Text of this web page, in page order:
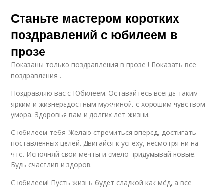
Станьте мастером коротких
поздравлений с юбилеем в
прозе
Показаны только поздравления в прозе ! Показать все
поздравления .
Поздравляю вас с Юбилеем. Оставайтесь всегда таким
ярким и жизнерадостным мужчиной, с хорошим чувством
умора. Здоровья вам и долгих лет жизни.
С юбилеем тебя! Желаю стремиться вперед, достигать
поставленных целей. Двигайся к успеху, несмотря ни на
что. Исполняй свои мечты и смело придумывай новые.
Будь счастлив и здоров.
С юбилеем! Пусть жизнь будет сладкой как мёд, а все